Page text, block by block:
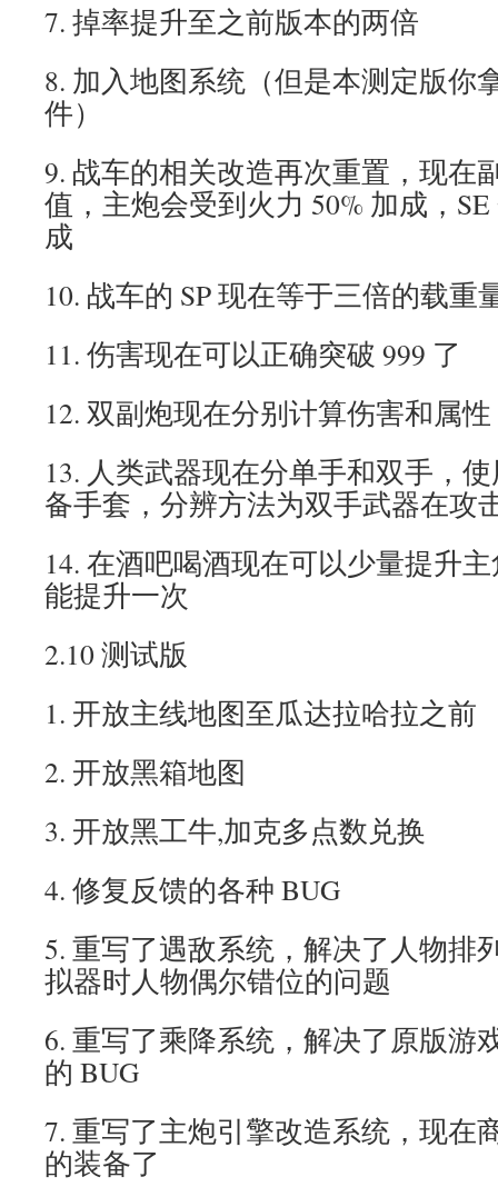
7. 掉率提升至之前版本的两倍
8. 加入地图系统（但是本测定版你
件）
9. 战车的相关改造再次重置，现在
值，主炮会受到火力 50% 加成，
成
10. 战车的 SP 现在等于三倍的载重
11. 伤害现在可以正确突破 999 了
12. 双副炮现在分别计算伤害和属性
13. 人类武器现在分单手和双手，
备手套，分辨方法为双手武器在攻
14. 在酒吧喝酒现在可以少量提升
能提升一次
2.10 测试版
1. 开放主线地图至瓜达拉哈拉之前
2. 开放黑箱地图
3. 开放黑工牛,加克多点数兑换
4. 修复反馈的各种 BUG
5. 重写了遇敌系统，解决了人物排
拟器时人物偶尔错位的问题
6. 重写了乘降系统，解决了原版游
的 BUG
7. 重写了主炮引擎改造系统，现在
的装备了